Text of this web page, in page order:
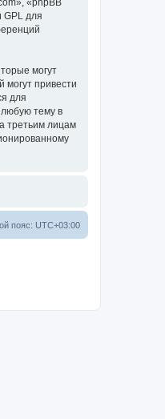
GPL для
могут
привести
для
любую тему в
третьим лицам
пояс: UTC+03:00